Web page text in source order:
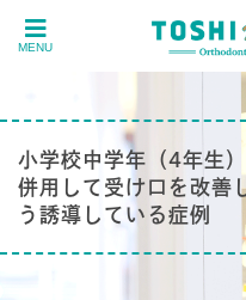
MENU
小学校中学年（4年生
併用して受け口を改善
う誘導している症例